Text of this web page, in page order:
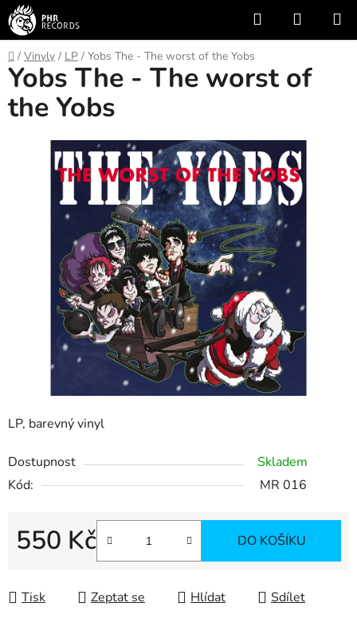
Přejít
na
obsah
Hledat
KOŠÍK
Domů
/ Vinyly / LP / Yobs The - The worst of the Yobs
LP, barevný vinyl
Dostupnost
Skladem
Kód:
MR 016
550 Kč DO KOŠÍKU
Tisk Zeptat se Hlídat Sdílet
Yobs The - The worst of
the Yobs